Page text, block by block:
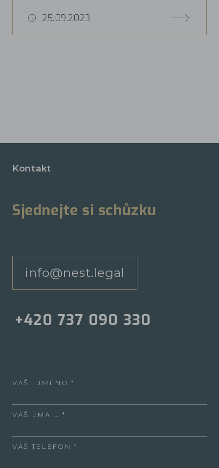
25.09.2023
Kontakt
Sjednejte si schůzku
info@nest.legal
+420 737 090 330
VAŠE JMÉNO
VÁŠ EMAIL
VÁŠ TELEFON